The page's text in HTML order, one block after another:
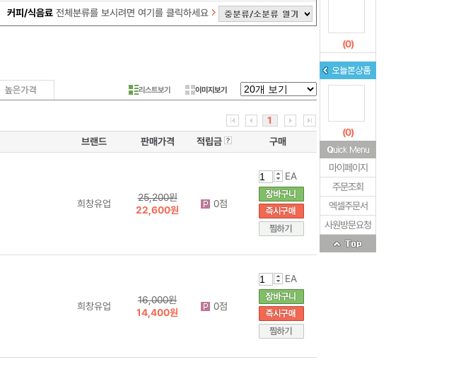
커피/식음료전체분류를 보시려면 여기를 클릭하세요
리스트보기 이미지보기
1
브랜드 판매가격 적립금 구매
희창유업
25,200원
22,600원
0점
EA
희창유업
16,000원
14,400원
0점
EA
(0)
(0)
마이페이지
주문조회
엑셀주문서
사원방문요청